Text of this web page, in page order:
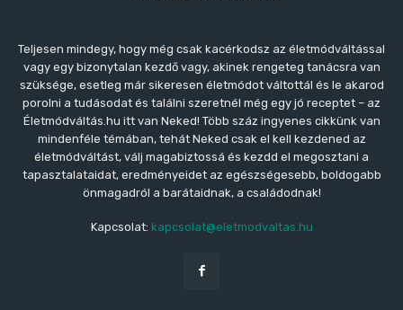
Teljesen mindegy, hogy még csak kacérkodsz az életmódváltással
vagy egy bizonytalan kezdő vagy, akinek rengeteg tanácsra van
szüksége, esetleg már sikeresen életmódot váltottál és le akarod
porolni a tudásodat és találni szeretnél még egy jó receptet – az
Életmódváltás.hu itt van Neked! Több száz ingyenes cikkünk van
mindenféle témában, tehát Neked csak el kell kezdened az
életmódváltást, válj magabiztossá és kezdd el megosztani a
tapasztalataidat, eredményeidet az egészségesebb, boldogabb
önmagadról a barátaidnak, a családodnak!
Kapcsolat: kapcsolat@eletmodvaltas.hu